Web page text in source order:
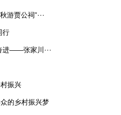
游贾公祠”···
行
进——张家川···
振兴
的乡村振兴梦